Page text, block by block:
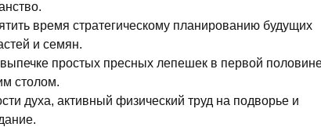
время стратегическому планированию будущих
и семян.
простых пресных лепешек в первой
столом.
духа, активный физический труд на подворье и